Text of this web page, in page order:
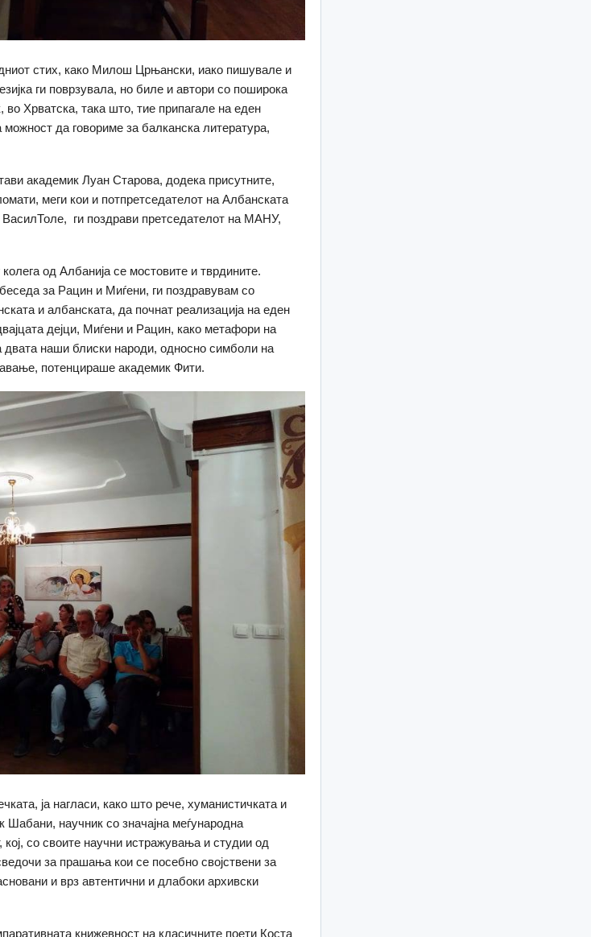
стих, како Милош Црњански, иако пишувале и
ги поврзувала, но биле и автори со поширока
Хрватска, така што, тие припагале на еден
да говориме за балканска литература,
академик Луан Старова, додека присутните,
меги кои и потпретседателот на Албанската
ВасилТоле, ги поздрави претседателот на МАНУ,
од Албанија се мостовите и тврдините.
за Рацин и Миѓени, ги поздравувам со
и албанската, да почнат реализација на еден
дејци, Миѓени и Рацин, како метафори на
двата наши блиски народи, односно симболи на
потенцираше академик Фити.
ја нагласи, како што рече, хуманистичката и
Шабани, научник со значајна меѓународна
кој, со своите научни истражувања и студии од
за прашања кои се посебно својствени за
и врз автентични и длабоки архивски
книжевност на класичните поети Коста